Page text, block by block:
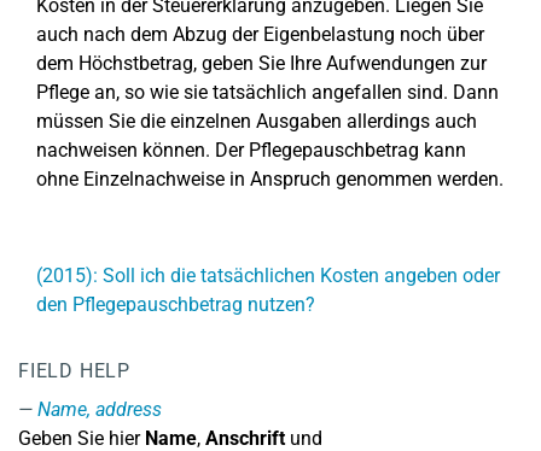
Kosten in der Steuererklärung anzugeben. Liegen Sie
auch nach dem Abzug der Eigenbelastung noch über
dem Höchstbetrag, geben Sie Ihre Aufwendungen zur
Pflege an, so wie sie tatsächlich angefallen sind. Dann
müssen Sie die einzelnen Ausgaben allerdings auch
nachweisen können. Der Pflegepauschbetrag kann
ohne Einzelnachweise in Anspruch genommen werden.
(2015): Soll ich die tatsächlichen Kosten angeben oder
den Pflegepauschbetrag nutzen?
FIELD HELP
Name, address
Geben Sie hier Name, Anschriftund